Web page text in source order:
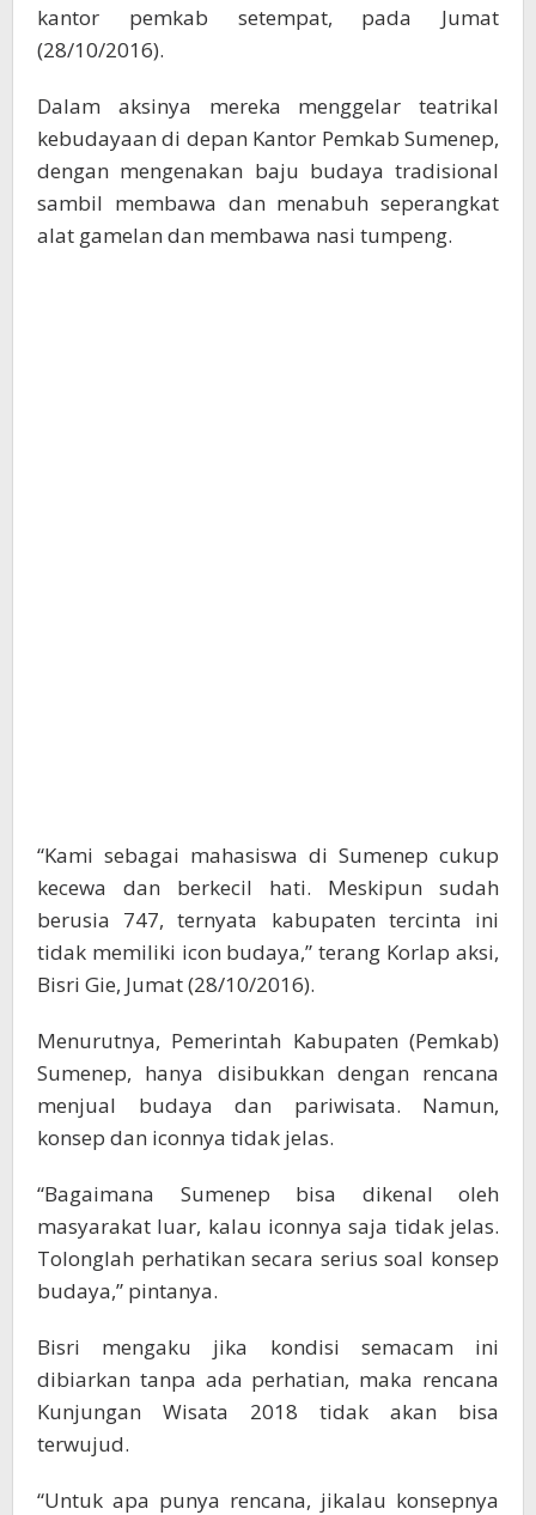
kantor pemkab setempat, pada Jumat
(28/10/2016).
Dalam aksinya mereka menggelar teatrikal
kebudayaan di depan Kantor Pemkab Sumenep,
dengan mengenakan baju budaya tradisional
sambil membawa dan menabuh seperangkat
alat gamelan dan membawa nasi tumpeng.
“Kami sebagai mahasiswa di Sumenep cukup
kecewa dan berkecil hati. Meskipun sudah
berusia 747, ternyata kabupaten tercinta ini
tidak memiliki icon budaya,” terang Korlap aksi,
Bisri Gie, Jumat (28/10/2016).
Menurutnya, Pemerintah Kabupaten (Pemkab)
Sumenep, hanya disibukkan dengan rencana
menjual budaya dan pariwisata. Namun,
konsep dan iconnya tidak jelas.
“Bagaimana Sumenep bisa dikenal oleh
masyarakat luar, kalau iconnya saja tidak jelas.
Tolonglah perhatikan secara serius soal konsep
budaya,” pintanya.
Bisri mengaku jika kondisi semacam ini
dibiarkan tanpa ada perhatian, maka rencana
Kunjungan Wisata 2018 tidak akan bisa
terwujud.
“Untuk apa punya rencana, jikalau konsepnya